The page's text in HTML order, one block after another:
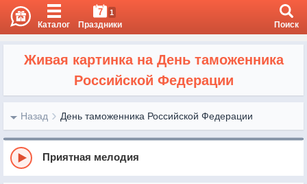
Каталог
7 1
Праздники Поиск
Живая картинка на День таможенника
Российской Федерации
Назад День таможенника Российской Федерации
Приятная мелодия